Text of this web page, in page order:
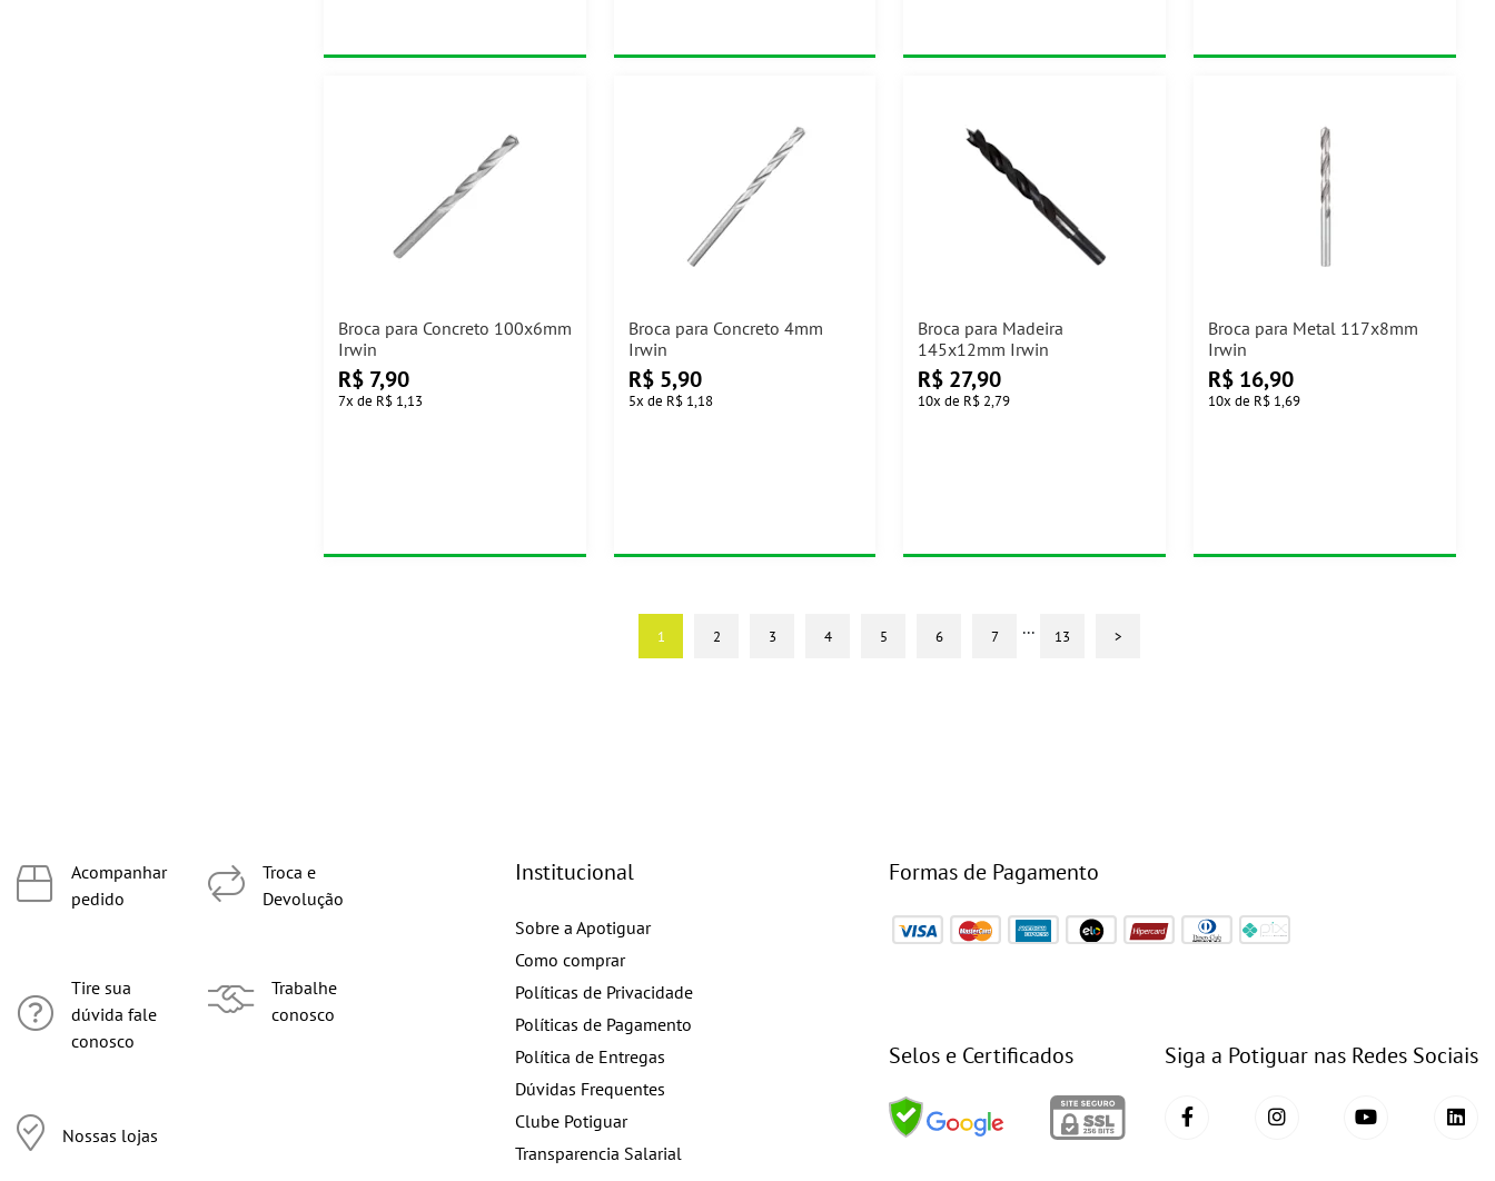
Broca para Concreto 100x6mm
Irwin
R$ 7,90
7x de R$ 1,13
Broca para Concreto 4mm
Irwin
R$ 5,90
5x de R$ 1,18
Broca para Madeira
145x12mm Irwin
R$ 27,90
10x de R$ 2,79
Broca para Metal 117x8mm
Irwin
R$ 16,90
10x de R$ 1,69
1 2 3 4 5 6 7 ... 13 >
Acompanhar
pedido
Tire sua
dúvida fale
conosco
Nossas lojas
Troca e
Devolução
Trabalhe
conosco
Institucional
Sobre a Apotiguar
Como comprar
Políticas de Privacidade
Políticas de Pagamento
Política de Entregas
Dúvidas Frequentes
Clube Potiguar
Transparencia Salarial
Formas de Pagamento
Selos e Certificados Siga a Potiguar nas Redes Sociais